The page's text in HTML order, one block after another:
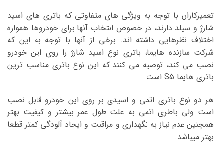
تعمیرکاران با توجه به ویژگی های متفاوتی که باتری های اسید
شارژ و سیلد دارند، در خصوص انتخاب آنها برای خودروها همواره
اختلاف نظرهایی داشته اند. برخی از آنها با توجه به این که
شرکت سازنده هایما، باتری نوع اسید شارژ را روی این خودرو
نصب می کند، توصیه می کنند که این نوع باتری مناسب ترین
باتری هایما S5 است.
هر دو نوع باتری اتمی و اسیدی بر روی این خودرو قابل نصب
است ولی باطری اتمی به علت طول عمر بیشتر و کیفیت بهتر
همچنین عدم نیاز به نگهداری و مراقبت و ایجاد آلودگی کمتر قطعا
بهتر میباشد.